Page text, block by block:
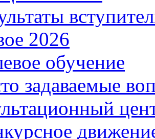
2026
обучение
задаваемые